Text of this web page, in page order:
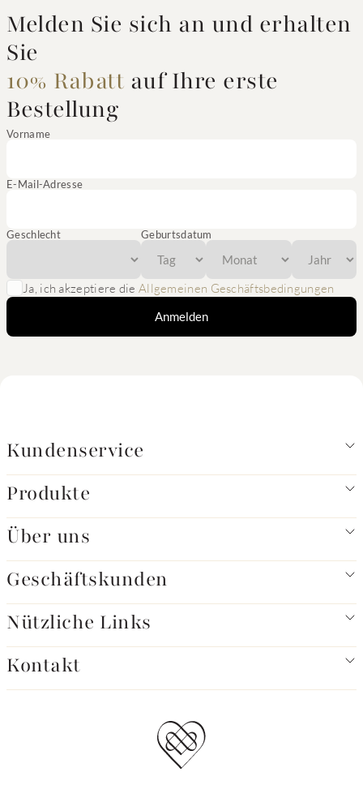
Melden Sie sich an und erhalten
Sie
10% Rabatt auf Ihre erste
Bestellung
Vorname
E-Mail-Adresse
Geschlecht Geburtsdatum
Ja, ich akzeptiere die Allgemeinen Geschäftsbedingungen
Anmelden
Kundenservice
Produkte
Über uns
Geschäftskunden
Nützliche Links
Kontakt